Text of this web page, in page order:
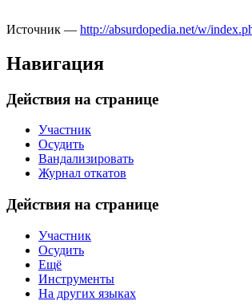
Источник — http://absurdopedia.net/w/
Навигация
Действия на странице
Участник
Осудить
Вандализировать
Журнал откатов
Действия на странице
Участник
Осудить
Ещё
Инструменты
На других языках